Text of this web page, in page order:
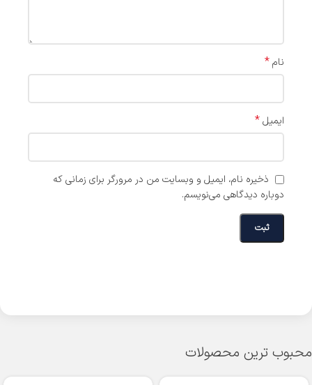
نام*
ایمیل*
ذخیره نام، ایمیل و وبسایت من در مرورگر برای زمانی که
دوباره دیدگاهی می‌نویسم.
محبوب ترین محصولات